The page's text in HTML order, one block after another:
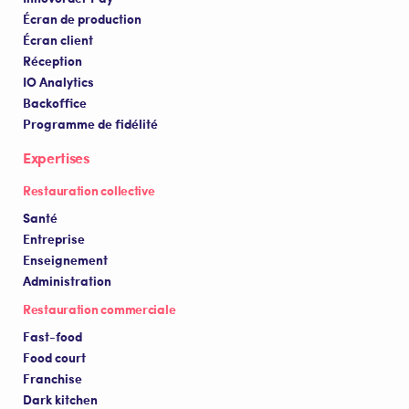
Écran de production
Écran client
Réception
IO Analytics
Backoffice
Programme de fidélité
Expertises
Restauration collective
Santé
Entreprise
Enseignement
Administration
Restauration commerciale
Fast-food
Food court
Franchise
Dark kitchen